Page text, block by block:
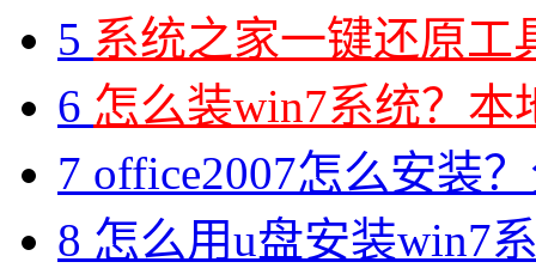
5 系统之家一键还原工
6 怎么装win7系统？本
7 office2007怎么安装
8 怎么用u盘安装win7